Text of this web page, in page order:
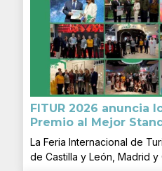
FITUR 2026 anuncia
Premio al Mejor
La Feria Internacional de
de Castilla y León, Madrid y